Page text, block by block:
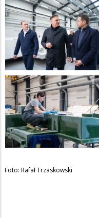
Foto: Rafał Trzaskowski